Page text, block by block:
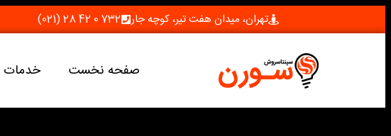
تهران، میدان هفت تیر، کوچه جار 732 0 42 28 (021)
صفحه نخست خدمات